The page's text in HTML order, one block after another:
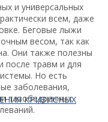
КРИЗИСНЫХ
и универсальных
всем, даже
Беговые лыжи
весом, так как
Они также полезны
после травм и для
Но есть
заболевания,
тазобедренных